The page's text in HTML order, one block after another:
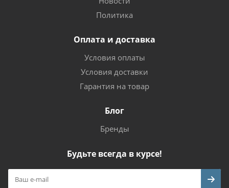
Политика
Оплата и доставка
Условия оплаты
Условия доставки
Гарантия на товар
Блог
Бренды
Будьте всегда в курсе!